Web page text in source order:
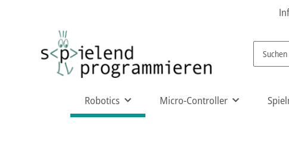
Robotics Micro-Controller